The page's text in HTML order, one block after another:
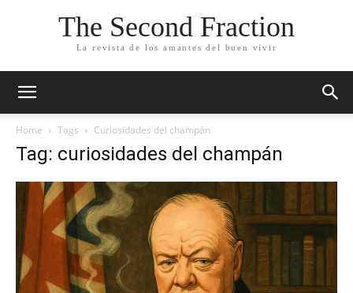
The Second Fraction
La revista de los amantes del buen vivir
Home Tags Curiosidades del champán
Tag: curiosidades del champán